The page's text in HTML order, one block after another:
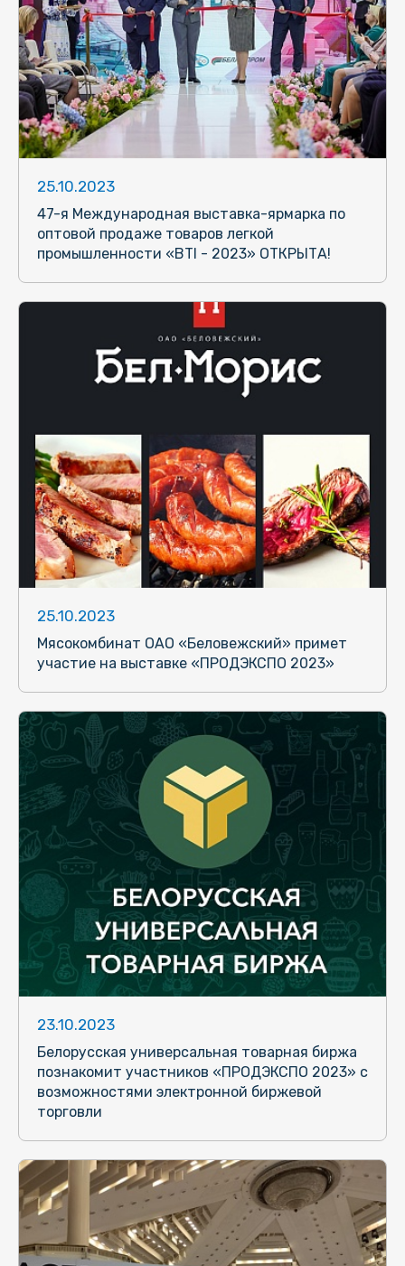
25.10.2023
47-я Международная выставка-ярмарка по
оптовой продаже товаров легкой
промышленности «BTI - 2023» ОТКРЫТА!
25.10.2023
Мясокомбинат ОАО «Беловежский» примет
участие на выставке «ПРОДЭКСПО 2023»
23.10.2023
Белорусская универсальная товарная биржа
познакомит участников «ПРОДЭКСПО 2023» с
возможностями электронной биржевой
торговли